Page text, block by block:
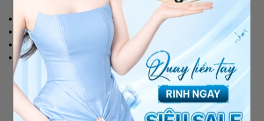
Tỷ lệ sống của nang tóc đạt 98% sau khi cấy.
Tóc mọc đẹp tự nhiên, duy trì bền vững.
Không đau, không để lại sẹo.
Phục hồi nhanh, không cần chăm sóc cầu kỳ, phức tạp.